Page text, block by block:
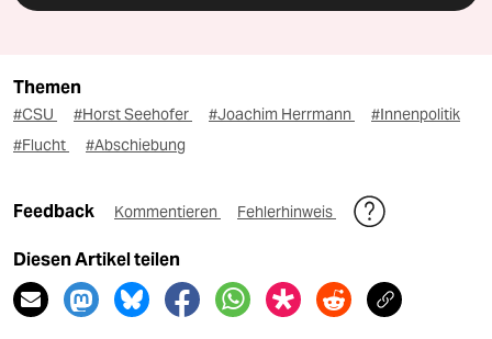
Themen
#CSU #Horst Seehofer #Joachim Herrmann
#Innenpolitik
#Flucht
#Abschiebung
Feedback Kommentieren Fehlerhinweis
Diesen Artikel teilen